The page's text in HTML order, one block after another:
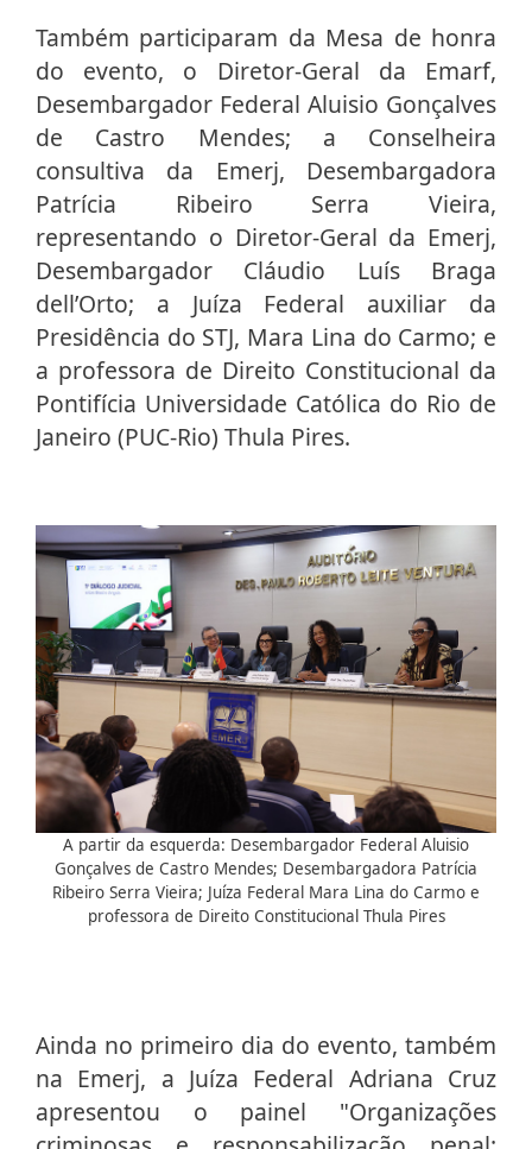
Também participaram da Mesa de honra
do evento, o Diretor-Geral da Emarf,
Desembargador Federal Aluisio Gonçalves
de Castro Mendes; a Conselheira
consultiva da Emerj, Desembargadora
Patrícia Ribeiro Serra Vieira,
representando o Diretor-Geral da Emerj,
Desembargador Cláudio Luís Braga
dell’Orto; a Juíza Federal auxiliar da
Presidência do STJ, Mara Lina do Carmo; e
a professora de Direito Constitucional da
Pontifícia Universidade Católica do Rio de
Janeiro (PUC-Rio) Thula Pires.
A partir da esquerda: Desembargador Federal Aluisio
Gonçalves de Castro Mendes; Desembargadora Patrícia
Ribeiro Serra Vieira; Juíza Federal Mara Lina do Carmo e
professora de Direito Constitucional Thula Pires
Ainda no primeiro dia do evento, também
na Emerj, a Juíza Federal Adriana Cruz
apresentou o painel "Organizações